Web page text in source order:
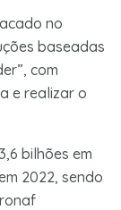
no
baseadas
com
e realizar o
bilhões em
2022, sendo